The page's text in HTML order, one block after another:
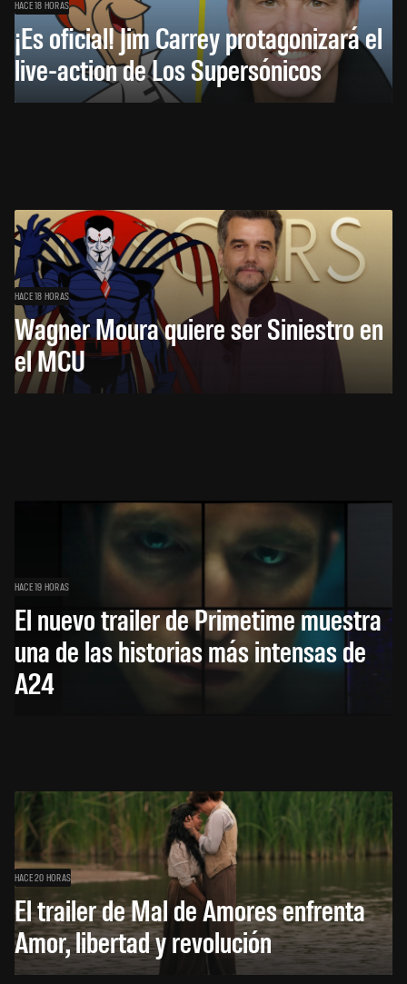
HACE 18 HORAS
¡Es oficial! Jim Carrey protagonizará el
live-action de Los Supersónicos
HACE 18 HORAS
Wagner Moura quiere ser Siniestro en
el MCU
HACE 19 HORAS
El nuevo trailer de Primetime muestra
una de las historias más intensas de
A24
HACE 20 HORAS
El trailer de Mal de Amores enfrenta
Amor, libertad y revolución